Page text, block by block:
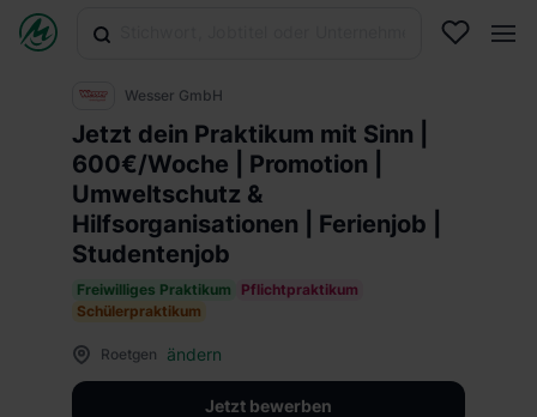
Wesser GmbH
Jetzt dein Praktikum mit Sinn |
600€/Woche | Promotion |
Umweltschutz &
Hilfsorganisationen | Ferienjob |
Studentenjob
Freiwilliges Praktikum
Pflichtpraktikum
Schülerpraktikum
Roetgen ändern
Jetzt bewerben